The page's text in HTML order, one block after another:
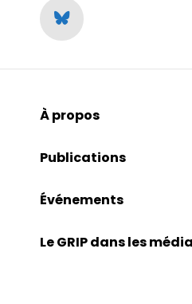
À propos
Publications
Événements
Le GRIP dans les